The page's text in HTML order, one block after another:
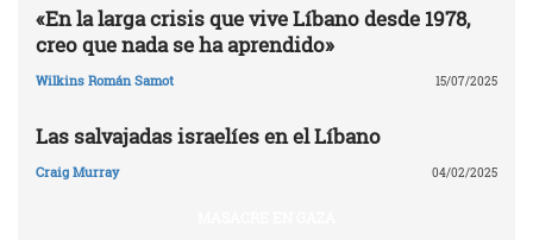
«En la larga crisis que vive Líbano desde 1978,
creo que nada se ha aprendido»
Wilkins Román Samot 15/07/2025
Las salvajadas israelíes en el Líbano
Craig Murray 04/02/2025